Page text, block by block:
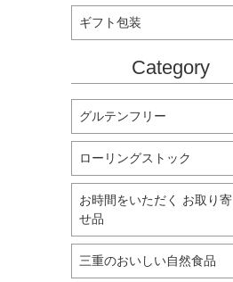
ギフト包装
Category
グルテンフリー
ローリングストック
お時間をいただく お取り寄
せ品
三重のおいしい自然食品